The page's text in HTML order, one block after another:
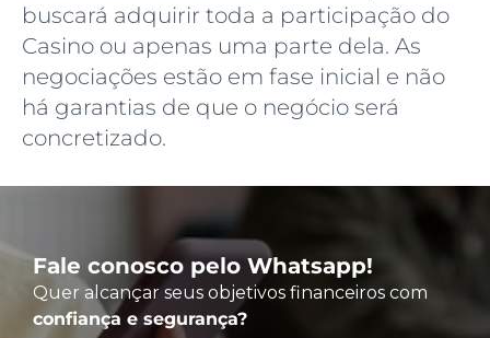
buscará adquirir toda a participação do
Casino ou apenas uma parte dela. As
negociações estão em fase inicial e não
há garantias de que o negócio será
concretizado.
Fale conosco pelo Whatsapp!
Quer alcançar seus objetivos financeiros com
confiança e segurança?